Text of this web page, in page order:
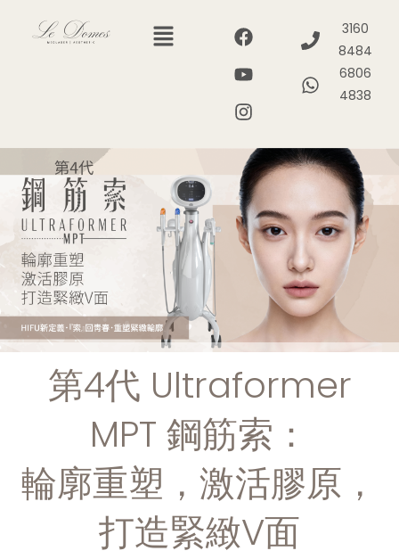
3160
8484
6806
4838
第4代 Ultraformer
MPT 鋼筋索：
輪廓重塑，激活膠原，
打造緊緻V面